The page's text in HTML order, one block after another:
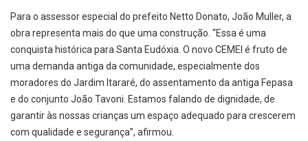
Para o assessor especial do prefeito Netto Donato, João Muller, a
obra representa mais do que uma construção. “Essa é uma
conquista histórica para Santa Eudóxia. O novo CEMEI é fruto de
uma demanda antiga da comunidade, especialmente dos
moradores do Jardim Itararé, do assentamento da antiga Fepasa
e do conjunto João Tavoni. Estamos falando de dignidade, de
garantir às nossas crianças um espaço adequado para crescerem
com qualidade e segurança”, afirmou.